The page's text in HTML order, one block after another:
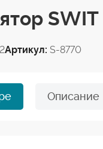
SWIT
Артикул: S-8770
Описание